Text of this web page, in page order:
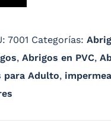
7001 Categorías:
, Abrigos en PVC,
para Adulto,